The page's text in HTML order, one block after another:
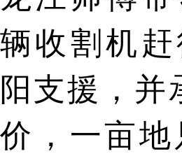
辆收割机
阳支援，并
价，一亩